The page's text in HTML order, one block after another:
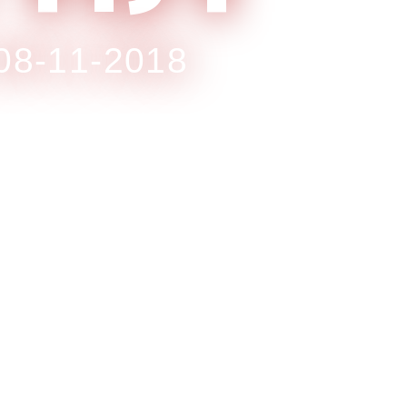
08-11-2018 | גני התערוכה תל אביב